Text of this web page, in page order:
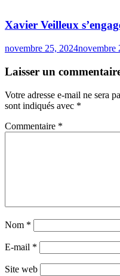
Xavier Veilleux
novembre 25, 2024novembre
Laisser un
Votre adresse e-mail ne sera
sont indiqués avec *
Commentaire *
Nom *
E-mail *
Site web